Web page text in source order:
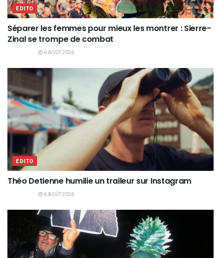
EDITO
Séparer les femmes pour mieux les montrer : Sierre-
Zinal se trompe de combat
6 AOÛT 2026
EDITO
Théo Detienne humilie un traileur sur Instagram
6 AOÛT 2026